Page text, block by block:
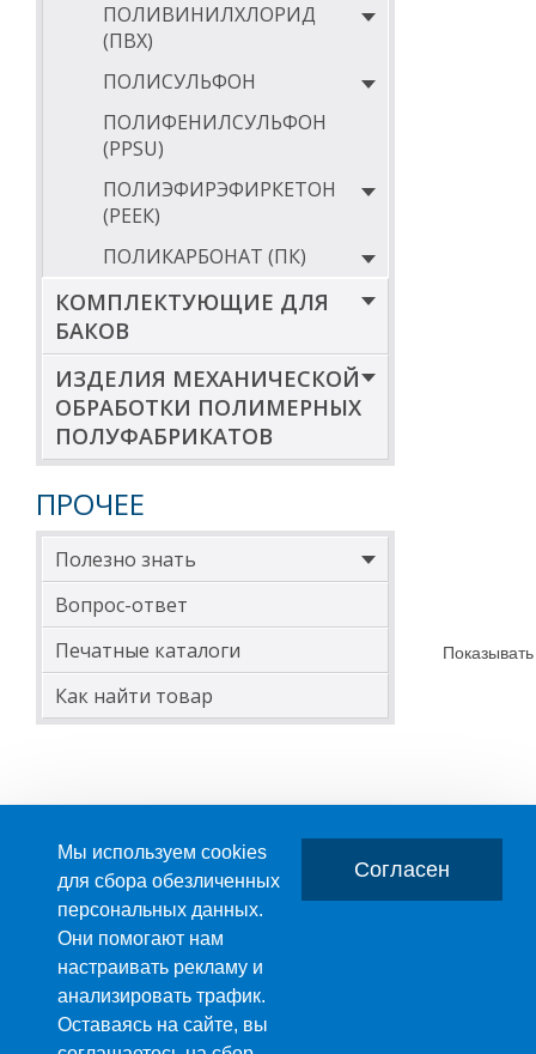
ПОЛИВИНИЛХЛОРИД
(ПВХ)
ПОЛИСУЛЬФОН
ПОЛИФЕНИЛСУЛЬФОН
(PPSU)
ПОЛИЭФИРЭФИРКЕТОН
(РЕЕК)
ПОЛИКАРБОНАТ (ПК)
КОМПЛЕКТУЮЩИЕ ДЛЯ
БАКОВ
ИЗДЕЛИЯ МЕХАНИЧЕСКОЙ
ОБРАБОТКИ ПОЛИМЕРНЫХ
ПОЛУФАБРИКАТОВ
ПРОЧЕЕ
Полезно знать
Вопрос-ответ
Печатные каталоги
Как найти товар
ПРОИЗВОДСТВО ПЛАСТМАССОВЫХ ИЗДЕЛИЙ
+7 (495) 989-29-95
Мы используем cookies
для сбора обезличенных
персональных данных.
Они помогают нам
настраивать рекламу и
анализировать трафик.
Оставаясь на сайте, вы
Согласен